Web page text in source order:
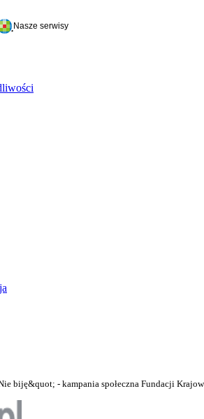
Nasze serwisy
biję&quot; - kampania społeczna Fundacji